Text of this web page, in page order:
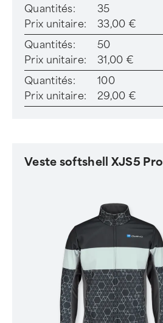
Quantités:
35
Prix unitaire:
33,00 €
Quantités:
50
Prix unitaire:
31,00 €
Quantités:
100
Prix unitaire:
29,00 €
Veste softshell XJS5 Pro